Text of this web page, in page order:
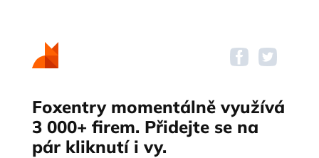
Foxentry momentálně využívá
3 000+ firem. Přidejte se na
pár kliknutí i vy.